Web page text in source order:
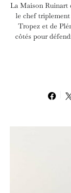
La Maison Ruinart
le chef triplement
Tropez et de
côtés pour